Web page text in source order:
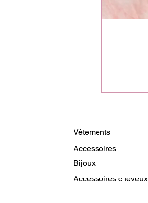
Vêtements
Accessoires
Bijoux
Accessoires cheveux